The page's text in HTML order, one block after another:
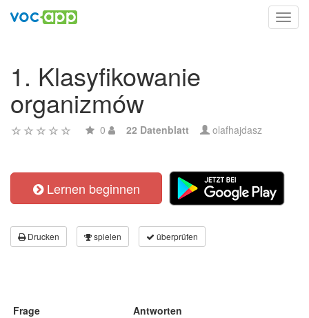
1. Klasyfikowanie
organizmów
0 22 Datenblatt olafhajdasz
Lernen beginnen
Drucken spielen überprüfen
Frage Antworten